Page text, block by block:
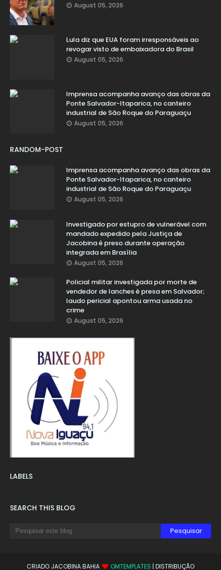
August 05, 2026
Lula diz que EUA foram irresponsáveis ao
revogar visto de embaixadora do Brasil
August 05, 2026
Imprensa acompanha avanço das obras da
Ponte Salvador-Itaparica, no canteiro
industrial de São Roque do Paraguaçu
August 05, 2026
RANDOM-POST
Imprensa acompanha avanço das obras da
Ponte Salvador-Itaparica, no canteiro
industrial de São Roque do Paraguaçu
August 05, 2026
Investigado por estupro de vulnerável com
mandado expedido pela Justiça de
Jacobina é preso durante operação
integrada em Brasília
August 05, 2026
Policial militar investigada por morte de
vendedor de lanches é presa em Salvador;
laudo pericial apontou arma usada no
crime
August 05, 2026
LABELS
SEARCH THIS BLOG
CRIADO JACOBINA BAHIA OMTEMPLATES | DISTRIBUÇÃO